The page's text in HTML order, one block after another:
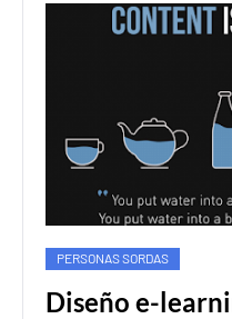
PERSONAS SORDAS
Diseño e-